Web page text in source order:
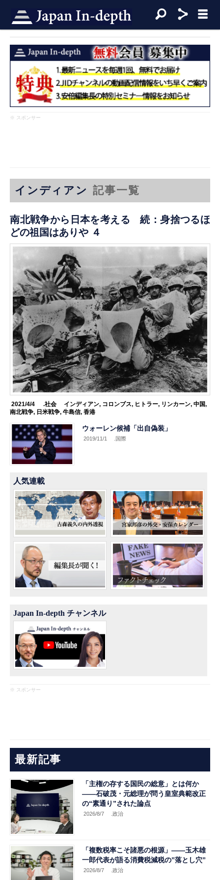
※ スポンサー
インディアン 記事一覧
南北戦争から日本を考える 続：身捨つるほ
どの祖国はありや ４
2021/4/4 .社会 インディアン, コロンブス, ヒトラー, リンカーン, 中国,
南北戦争, 日米戦争,牛島信,香港
ウォーレン候補「出自偽装」
2019/11/1 .国際
人気連載
Japan In-depth チャンネル
※ スポンサー
最新記事
「主権の存する国民の総意」とは何か
――石破茂・元総理が問う皇室典範改正
の“素通り”された論点
2026/8/7 .政治
「複数税率こそ諸悪の根源」――玉木雄
一郎代表が語る消費税減税の”落とし穴”
2026/8/7 .政治